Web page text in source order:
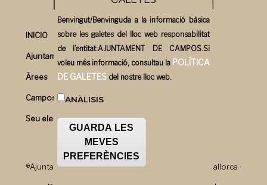
INICIO
Ajuntament
Àrees
Campos un bon pla
Seu electrònica
®Ajuntament de Campos · Plaça Major, 1 · 07630 · Mallorca ·
Benvingut/Benvinguda a la informació bàsica
sobre les galetes del lloc web responsabilitat
de l’entitat:AJUNTAMENT DE CAMPOS.Si
voleu més informació, consultau la POLÍTICA
DE GALETES del nostre lloc web.
ANÀLISIS
GUARDA LES
MEVES
PREFERÈNCIES